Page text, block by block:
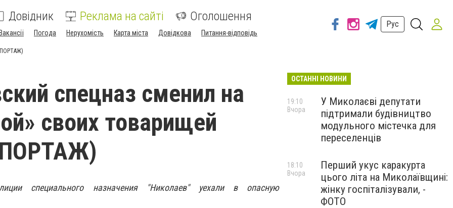
Довідник Реклама на сайті Оголошення
Погода Нерухомість Карта міста Довідкова Питання-відповідь
Рус
спецназ сменил на
своих товарищей
специального назначения "Николаев" уехали в опасную
ОСТАННІ НОВИНИ
У Миколаєві депутати
підтримали будівництво
модульного містечка для
переселенців
19:10
Вчора
Перший укус каракурта
цього літа на Миколаївщині:
жінку госпіталізували, -
ФОТО
18:10
Вчора